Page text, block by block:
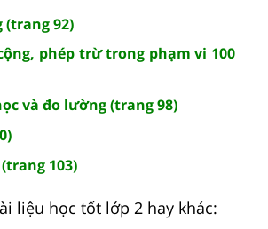
(trang 92)
phép trừ trong phạm vi 100
và đo lường (trang 98)
103)
liệu học tốt lớp 2 hay khác: